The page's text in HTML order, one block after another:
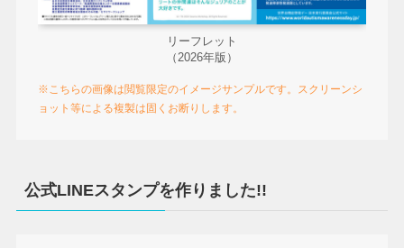
リーフレット
（2026年版）
※こちらの画像は閲覧限定のイメージサンプルです。スクリーンシ
ョット等による複製は固くお断りします。
公式LINEスタンプを作りました!!